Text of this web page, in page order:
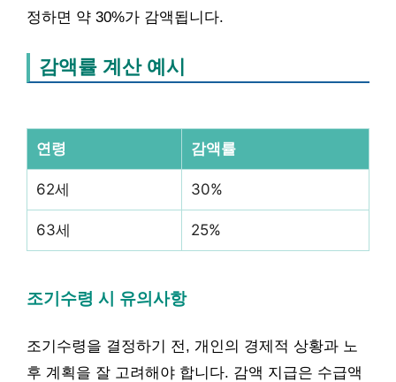
정하면 약 30%가 감액됩니다.
감액률 계산 예시
연령 감액률
62세 30%
63세 25%
조기수령 시 유의사항
조기수령을 결정하기 전, 개인의 경제적 상황과 노
후 계획을 잘 고려해야 합니다. 감액 지급은 수급액